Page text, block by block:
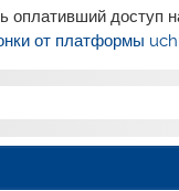
оплативший доступ
от платформы